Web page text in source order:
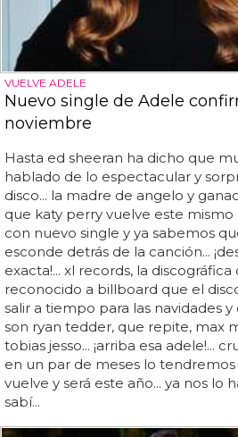
VUELVE ADELE
Nuevo single de Adele
noviembre
Hasta ed sheeran ha dicho que
hablado de lo espectacular y
disco... la madre de angelo y
que katy perry vuelve este
con nuevo single y ya sabemos
esconde detrás de la canción...
exacta!... xl records, la discográfica
reconocido a billboard que el
salir a tiempo para las navidades
son ryan tedder, que repite, max
tobias jesso... ¡arriba esa adele!...
en un par de meses lo tendremos
vuelve y será este año... ya nos lo
sabí...